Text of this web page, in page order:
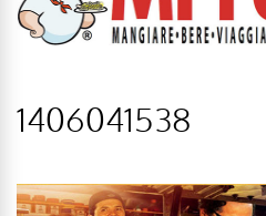
1406041538